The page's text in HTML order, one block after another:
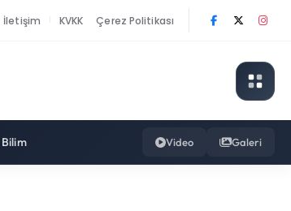
İletişim KVKK Çerez Politikası
Bilim Video Galeri